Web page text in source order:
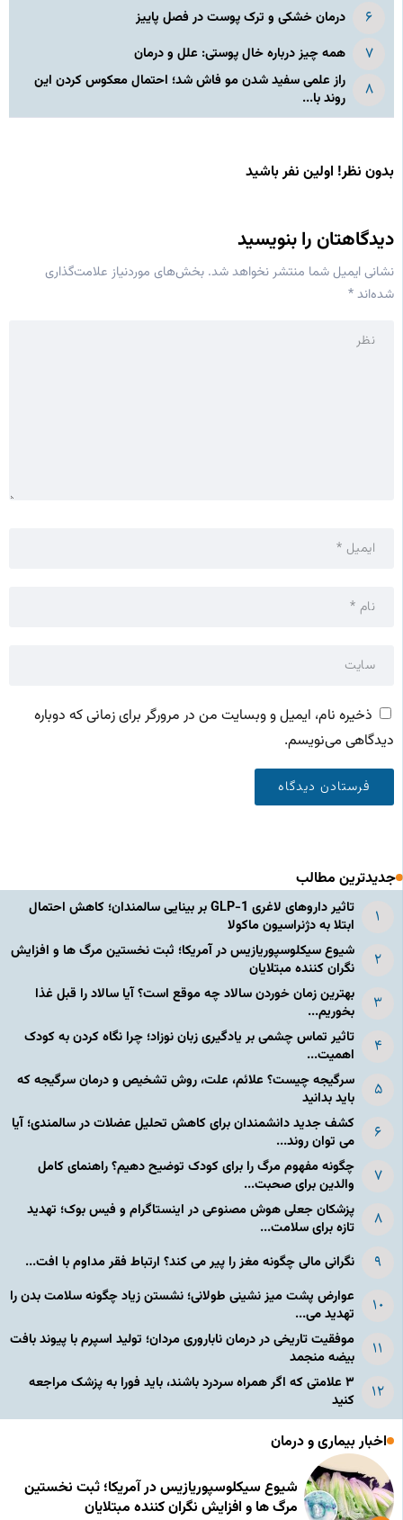
درمان خشکی و ترک پوست در فصل پاییز
همه چیز درباره خال پوستی: علل و درمان
راز علمی سفید شدن مو فاش شد؛ احتمال معکوس کردن این
روند با...
بدون نظر! اولین نفر باشید
دیدگاهتان را بنویسید
نشانی ایمیل شما منتشر نخواهد شد. بخش‌های موردنیاز علامت‌گذاری
شده‌اند*
ذخیره نام، ایمیل و وبسایت من در مرورگر برای زمانی که دوباره
دیدگاهی می‌نویسم.
جدیدترین مطالب
تاثیر داروهای لاغری GLP-1 بر بینایی سالمندان؛ کاهش احتمال
ابتلا به دژنراسیون ماکولا
شیوع سیکلوسپوریازیس در آمریکا؛ ثبت نخستین مرگ ها و افزایش
نگران کننده مبتلایان
بهترین زمان خوردن سالاد چه موقع است؟ آیا سالاد را قبل غذا
بخوریم...
تاثیر تماس چشمی بر یادگیری زبان نوزاد؛ چرا نگاه کردن به کودک
اهمیت...
سرگیجه چیست؟ علائم، علت، روش تشخیص و درمان سرگیجه که
باید بدانید
کشف جدید دانشمندان برای کاهش تحلیل عضلات در سالمندی؛ آیا
می توان روند...
چگونه مفهوم مرگ را برای کودک توضیح دهیم؟ راهنمای کامل
والدین برای صحبت...
پزشکان جعلی هوش مصنوعی در اینستاگرام و فیس بوک؛ تهدید
تازه برای سلامت...
نگرانی مالی چگونه مغز را پیر می کند؟ ارتباط فقر مداوم با افت...
عوارض پشت میز نشینی طولانی؛ نشستن زیاد چگونه سلامت بدن را
تهدید می...
موفقیت تاریخی در درمان ناباروری مردان؛ تولید اسپرم با پیوند بافت
بیضه منجمد
۳ علامتی که اگر همراه سردرد باشند، باید فورا به پزشک مراجعه
کنید
اخبار بیماری و درمان
شیوع سیکلوسپوریازیس در آمریکا؛ ثبت نخستین
مرگ ها و افزایش نگران کننده مبتلایان